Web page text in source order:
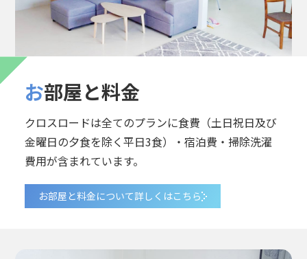
お部屋と料金
クロスロードは全てのプランに食費（土日祝日及び
金曜日の夕食を除く平日3食）・宿泊費・掃除洗濯
費用が含まれています。
お部屋と料金について詳しくはこちら